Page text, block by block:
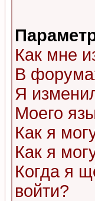
Как мне
В
Я
Моего
Как я
Как я
Когда я
войти?